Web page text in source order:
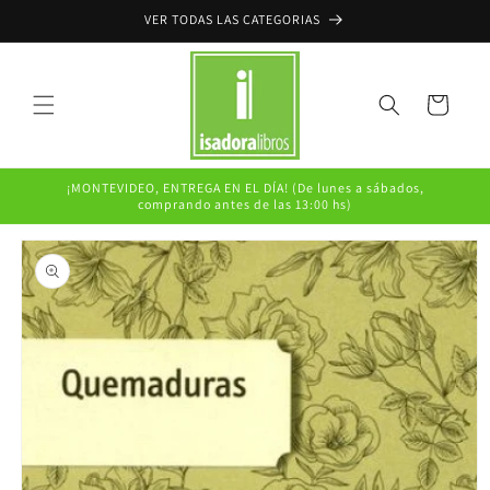
al contenido
VER TODAS LAS CATEGORIAS
Carrito
¡MONTEVIDEO, ENTREGA EN EL DÍA! (De lunes a sábados,
comprando antes de las 13:00 hs)
directamente
a la
información
del producto